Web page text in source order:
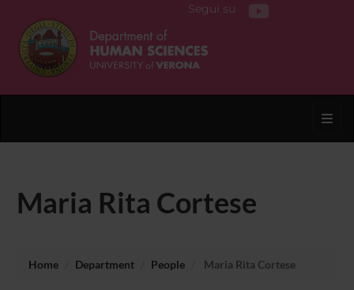
Segui su
Maria Rita Cortese
Home Department People Maria Rita Cortese